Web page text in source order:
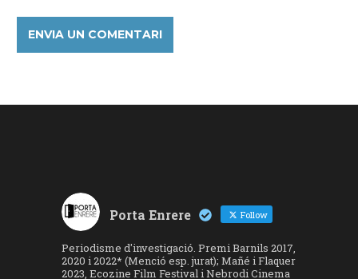
Porta Enrere Follow
Periodisme d'investigació. Premi Barnils 2017,
2020 i 2022* (Menció esp. jurat); Mañé i Flaquer
2023, Ecozine Film Festival i Nebrodi Cinema